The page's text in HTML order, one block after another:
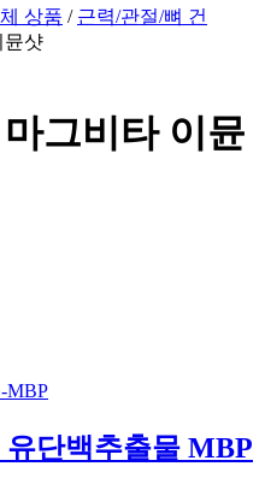
상품 / 근력/관절/뼈 건
뮨샷
그비타 이뮨
단백추출물 MBP